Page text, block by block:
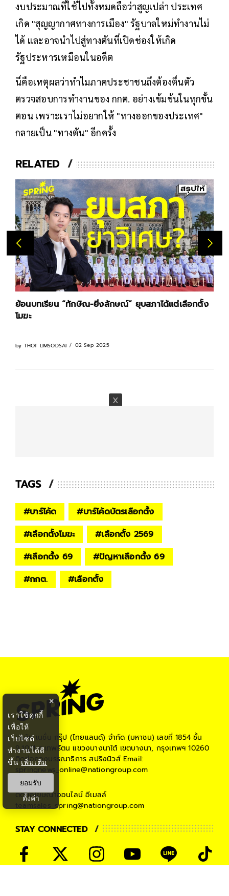
งบประมาณที่ใช้ไปทั้งหมดถือว่าสูญเปล่า ประเทศ
เกิด "สุญญากาศทางการเมือง" รัฐบาลใหม่ทำงานไม่
ได้ และอาจนำไปสู่ทางตันที่เปิดช่องให้เกิด
รัฐประหารเหมือนในอดีต
นี่คือเหตุผลว่าทำไมภาคประชาชนถึงต้องตื่นตัว
ตรวจสอบการทำงานของ กกต. อย่างเข้มข้นในทุกขั้น
ตอน เพราะเราไม่อยากให้ "ทางออกของประเทศ"
กลายเป็น "ทางตัน" อีกครั้ง
RELATED
ย้อนบทเรียน “ทักษิณ-ยิ่งลักษณ์” ยุบสภาได้แต่เลือกตั้ง
โมฆะ
by THOT LIMSODSAI 02 Sep 2025
TAGS
#บาร์โค้ด #บาร์โค้ดบัตรเลือกตั้ง
#เลือกตั้งโมฆะ #เลือกตั้ง 2569
#เลือกตั้ง 69 #ปัญหาเลือกตั้ง 69
#กกต. #เลือกตั้ง
บริษัท เนชั่น กรุ๊ป (ไทยแลนด์) จำกัด (มหาชน) เลขที่ 1854 ชั้น
9,10,11 ถ.เทพรัตน แขวงบางนาใต้ เขตบางนา, กรุงเทพฯ 10260
ติดต่อกองบรรณาธิการ สปริงนิวส์Email:
springnews_online@nationgroup.com
ติดต่อโฆษณาออนไลน์ อีเมลล์
teamsales_spring@nationgroup.com
STAY CONNECTED
×
เราใช้คุกกี้
เพื่อให้
เว็บไซต์
ทำงานได้ดี
ขึ้นเพิ่มเติม
ยอมรับ
ตั้งค่า